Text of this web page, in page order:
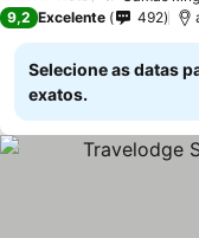
9,2 Excelente 492
Selecione as datas
exatos.